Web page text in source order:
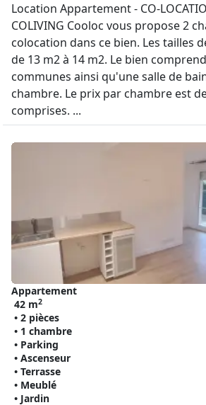
Location Appartement - CO-
COLIVING Cooloc vous propose 2
colocation dans ce bien. Les tailles
de 13 m2 à 14 m2. Le bien
communes ainsi qu'une salle de
chambre. Le prix par chambre est
comprises. ...
Appartement
42 m2
• 2 pièces
• 1 chambre
• Parking
• Ascenseur
• Terrasse
• Meublé
• Jardin